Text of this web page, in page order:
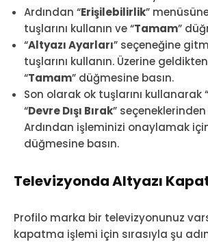
Ardından “Erişilebilirlik”
tuşlarını kullanın ve “Tamam”
“Altyazı Ayarları” seçeneğine
tuşlarını kullanın. Üzerine
“Tamam” düğmesine basın.
Son olarak ok tuşlarını kullanarak “
“Devre Dışı Bırak”
Ardından işleminizi onaylamak
düğmesine basın.
Televizyonda Altyazı
Profilo marka bir televizyonunuz
kapatma işlemi için sırasıyla şu